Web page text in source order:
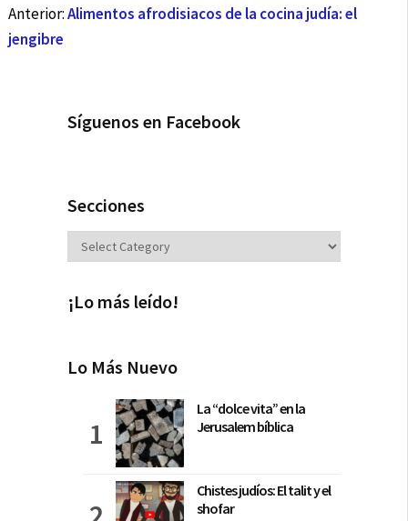
Anterior:Alimentos afrodisiacos de la cocina judía: el
jengibre
Síguenos en Facebook
Secciones
Secciones
¡Lo más leído!
Lo Más Nuevo
La “dolce vita” en la
Jerusalem bíblica
Chistes judíos: El talit y el
shofar